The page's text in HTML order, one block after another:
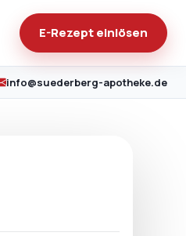
info@suederberg-apotheke.de
E-Rezept einlösen